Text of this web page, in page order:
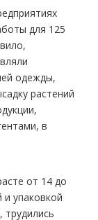
для 125
одежды,
растений
в
от 14 до
упаковкой